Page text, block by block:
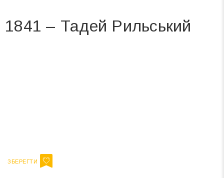
1841 – Тадей Рильський